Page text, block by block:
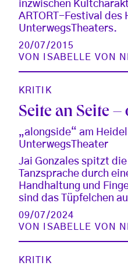
inzwischen
ARTORT-Festival des
UnterwegsTheaters.
20/07/2015
VON
ISABELLE VON
KRITIK
Seite an Seite
„alongside“ am
UnterwegsTheater
Jai Gonzales spitzt
Tanzsprache durch
Handhaltung und
sind das Tüpfelchen
09/07/2024
VON
ISABELLE VON
KRITIK